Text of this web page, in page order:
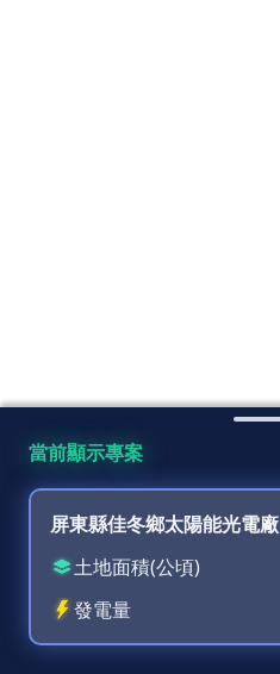
當前顯示專案
屏東縣佳冬鄉太陽能光電廠
土地面積(公頃)
發電量